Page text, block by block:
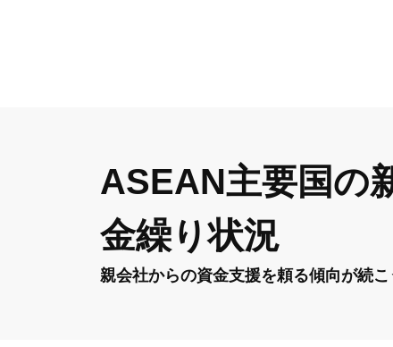
ASEAN主要国の
金繰り状況
親会社からの資金支援を頼る傾向が続こ